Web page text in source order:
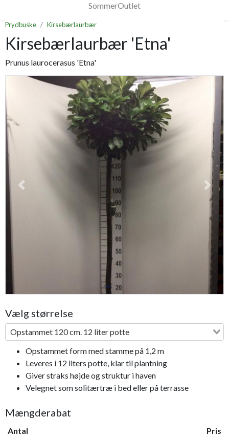
SommerOutlet
Prydbuske Kirsebærlaurbær
Kirsebærlaurbær 'Etna'
Prunus laurocerasus 'Etna'
Previous Next
Vælg størrelse
Opstammet 120 cm. 12 liter potte
Opstammet form med stamme på 1,2 m
Leveres i 12 liters potte, klar til plantning
Giver straks højde og struktur i haven
Velegnet som solitærtræ i bed eller på terrasse
Mængderabat
Antal
Pris